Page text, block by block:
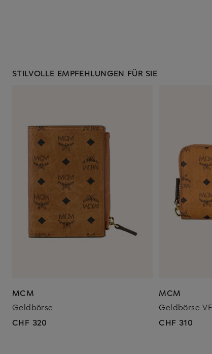
STILVOLLE EMPFEHLUNGEN FÜR SIE
MCM
Geldbörse
CHF 320
MCM
Geldbörse
CHF 310